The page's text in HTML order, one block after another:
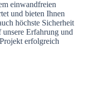
einwandfreien
und bieten Ihnen
höchste Sicherheit
unsere Erfahrung und
erfolgreich